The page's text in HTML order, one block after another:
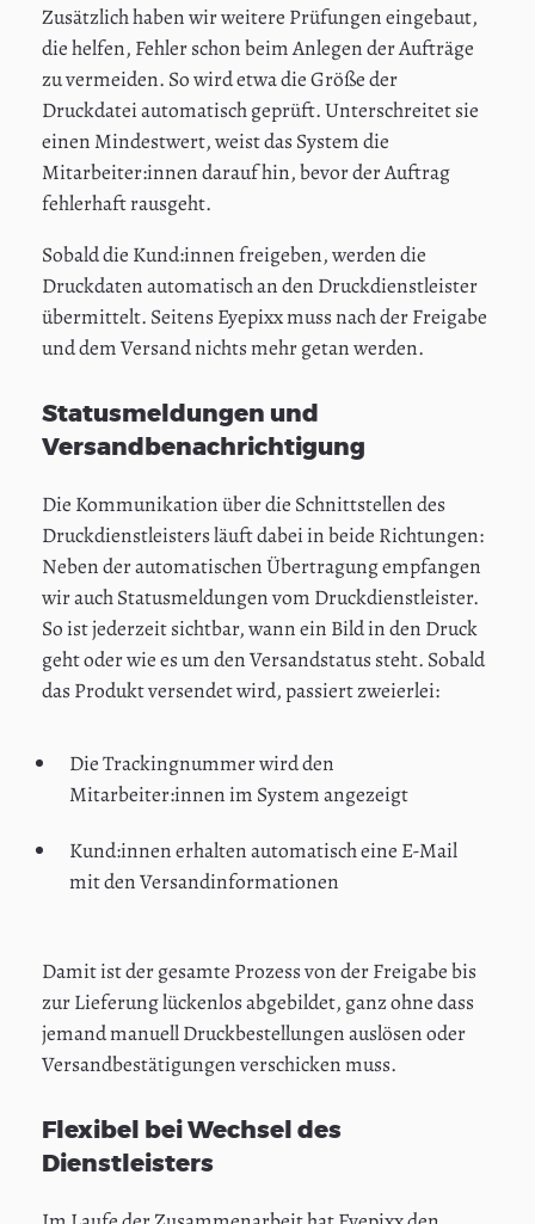
Zusätzlich haben wir weitere Prüfungen eingebaut,
die helfen, Fehler schon beim Anlegen der Aufträge
zu vermeiden. So wird etwa die Größe der
Druckdatei automatisch geprüft. Unterschreitet sie
einen Mindestwert, weist das System die
Mitarbeiter:innen darauf hin, bevor der Auftrag
fehlerhaft rausgeht.
Sobald die Kund:innen freigeben, werden die
Druckdaten automatisch an den Druckdienstleister
übermittelt. Seitens Eyepixx muss nach der Freigabe
und dem Versand nichts mehr getan werden.
Statusmeldungen und
Versandbenachrichtigung
Die Kommunikation über die Schnittstellen des
Druckdienstleisters läuft dabei in beide Richtungen:
Neben der automatischen Übertragung empfangen
wir auch Statusmeldungen vom Druckdienstleister.
So ist jederzeit sichtbar, wann ein Bild in den Druck
geht oder wie es um den Versandstatus steht. Sobald
das Produkt versendet wird, passiert zweierlei:
Die Trackingnummer wird den
Mitarbeiter:innen im System angezeigt
Kund:innen erhalten automatisch eine E-Mail
mit den Versandinformationen
Damit ist der gesamte Prozess von der Freigabe bis
zur Lieferung lückenlos abgebildet, ganz ohne dass
jemand manuell Druckbestellungen auslösen oder
Versandbestätigungen verschicken muss.
Flexibel bei Wechsel des
Dienstleisters